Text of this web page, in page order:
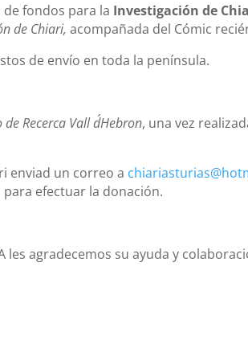
de fondos para la Investigación de
de Chiari, acompañada del Cómic
de envío en toda la península.
Recerca Vall d´Hebron, una vez
enviad un correo a
efectuar la donación.
les agradecemos su ayuda y